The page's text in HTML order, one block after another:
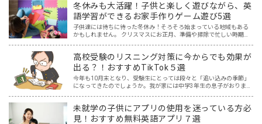
冬休みも大活躍！子供と楽しく遊びながら、英
語学習ができるお家手作りゲーム遊び5選
子供達には待ちに待った冬休み！そろそろ始まっている地域もある
かもしれません。 クリスマスにお正月、準備や掃除で忙しい時期で
高校受験のリスニング対策に今からでも効果が
出る？！おすすめTikTok５選
今年も10月末となり、受験生にとっては段々と「追い込みの季節」
になってきたのでしょうか。我が家には中学3年生の息子がおりま
未就学の子供にアプリの使用を迷っている方必
見！おすすめ無料英語アプリ７選